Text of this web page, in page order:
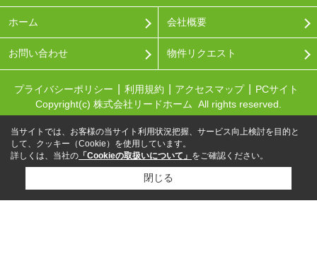
ホーム 会社概要
お問い合わせ 物件リクエスト
プライバシーポリシー 利用規約 アクセスマップ
PCサイト
Copyright(c) 株式会社リードホーム All rights reserved.
当サイトでは、お客様の当サイト利用状況把握、サービス向上検討を目的と
して、クッキー（Cookie）を使用しています。
詳しくは、当社の 「Cookieの取扱いについて」 をご確認ください。
閉じる